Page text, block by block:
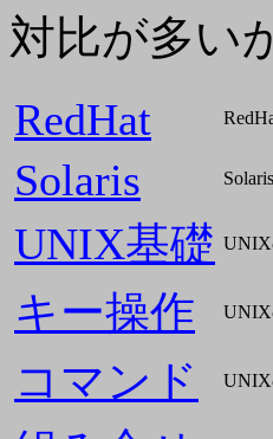
対比が多い
RedHat
Solaris
UNIX基礎 UNIX
キー操作 UNIX
コマンド UNIX